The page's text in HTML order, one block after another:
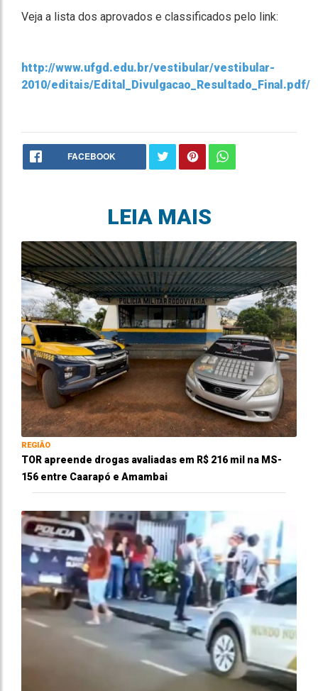
Veja a lista dos aprovados e classificados pelo link:
http://www.ufgd.edu.br/vestibular/vestibular-
2010/editais/Edital_Divulgacao_Resultado_Final.pdf/
FACEBOOK
LEIA MAIS
REGIÃO
TOR apreende drogas avaliadas em R$ 216 mil na MS-
156 entre Caarapó e Amambai